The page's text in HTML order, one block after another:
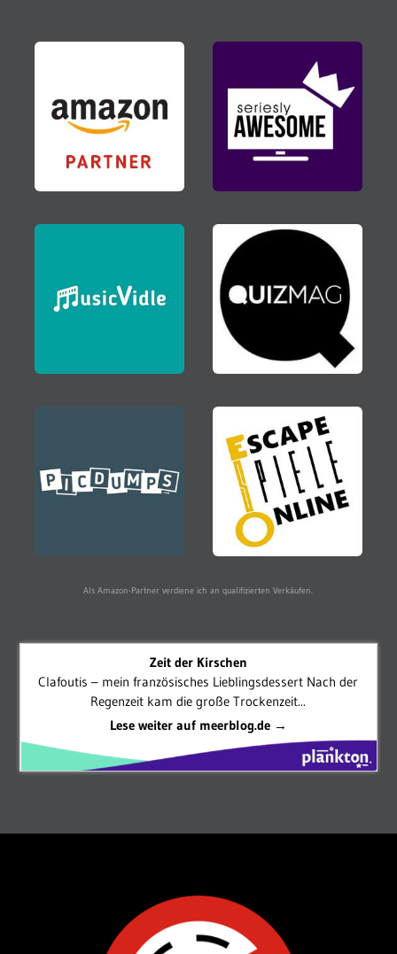
Als Amazon-Partner verdiene ich an qualifizierten Verkäufen.
Zeit der Kirschen
Clafoutis – mein französisches Lieblingsdessert Nach der
Regenzeit kam die große Trockenzeit...
Lese weiter auf meerblog.de →